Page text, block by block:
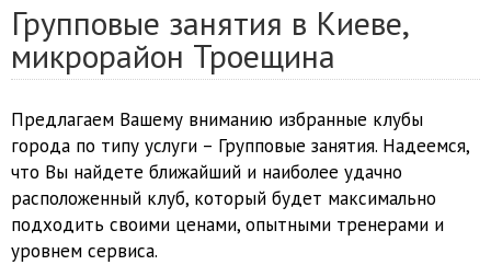
Групповые занятия в Киеве,
микрорайон Троещина
Предлагаем Вашему вниманию избранные клубы
города по типу услуги – Групповые занятия. Надеемся,
что Вы найдете ближайший и наиболее удачно
расположенный клуб, который будет максимально
подходить своими ценами, опытными тренерами и
уровнем сервиса.